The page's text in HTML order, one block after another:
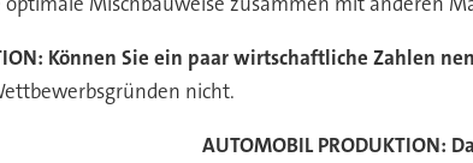
Können Sie ein paar wirtschaftliche Zahlen
nicht.
AUTOMOBIL PRODUKTION: